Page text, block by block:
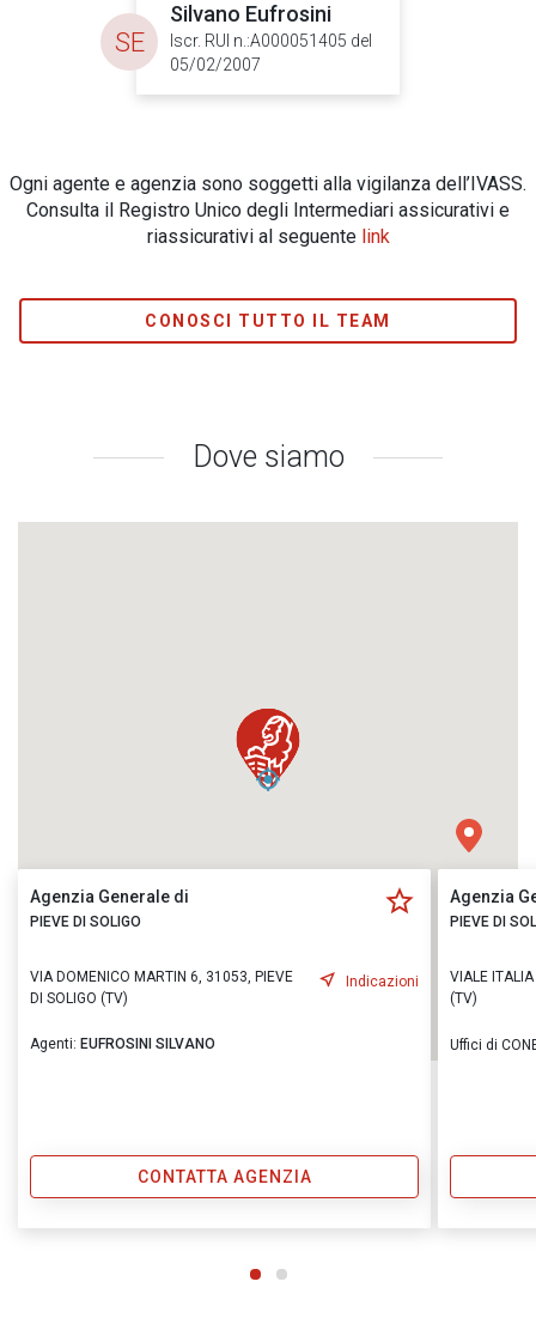
Silvano Eufrosini
Iscr. RUI n.:A000051405 del
05/02/2007
SE
Ogni agente e agenzia sono soggetti alla vigilanza dell’IVASS.
Consulta il Registro Unico degli Intermediari assicurativi e
riassicurativi al seguente link
CONOSCI TUTTO IL TEAM
Dove siamo
Agenzia Generale di
PIEVE DI SOLIGO
VIA DOMENICO MARTIN 6, 31053, PIEVE
DI SOLIGO (TV)
Indicazioni
Agenti: EUFROSINI SILVANO
CONTATTA AGENZIA
Agenzia
PIEVE DI
VIALE
(TV)
Uffici di